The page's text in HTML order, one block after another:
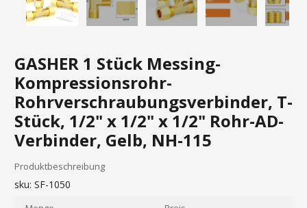
GASHER 1 Stück Messing-
Kompressionsrohr-
Rohrverschraubungsverbinder, T-
Stück, 1/2" x 1/2" x 1/2" Rohr-AD-
Verbinder, Gelb, NH-115
Produktbeschreibung
sku: SF-1050